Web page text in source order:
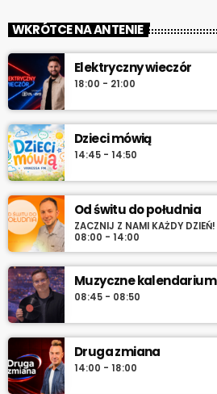
WKRÓTCE NA ANTENIE
Elektryczny wieczór
18:00 - 21:00
Dzieci mówią
14:45 - 14:50
Od świtu do południa
ZACZNIJ Z NAMI KAŻDY DZIEŃ!
08:00 - 14:00
Muzyczne kalendarium
08:45 - 08:50
Druga zmiana
14:00 - 18:00